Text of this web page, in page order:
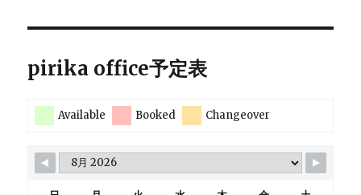
pirika office予定表
Available Booked Changeover